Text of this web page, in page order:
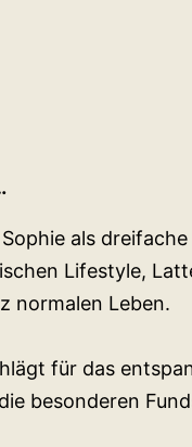
als
Lifestyle,
normalen Leben.
für das
besonderen